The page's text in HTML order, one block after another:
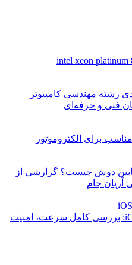
رشته مهندسی کامپیوتر –
فنی و حرفه‌ای
برای الکتروموتور
کابین دوش چیست؟ گزارشی از
آریان جام
مقایسه اندروید 16 و iOS 26.1: بررسی کامل سرعت، امنیت